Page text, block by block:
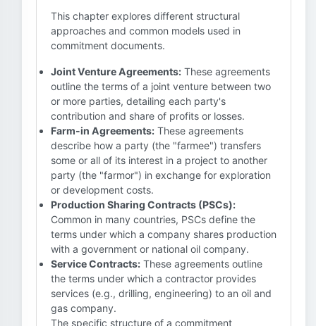
This chapter explores different structural
approaches and common models used in
commitment documents.
Joint Venture Agreements: These agreements
outline the terms of a joint venture between two
or more parties, detailing each party's
contribution and share of profits or losses.
Farm-in Agreements: These agreements
describe how a party (the "farmee") transfers
some or all of its interest in a project to another
party (the "farmor") in exchange for exploration
or development costs.
Production Sharing Contracts (PSCs):
Common in many countries, PSCs define the
terms under which a company shares production
with a government or national oil company.
Service Contracts: These agreements outline
the terms under which a contractor provides
services (e.g., drilling, engineering) to an oil and
gas company.
The specific structure of a commitment